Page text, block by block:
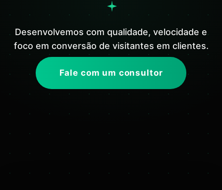
Desenvolvemos com qualidade, velocidade e
foco em conversão de visitantes em clientes.
Fale com um consultor